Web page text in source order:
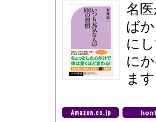
名
ば
に
に
ま